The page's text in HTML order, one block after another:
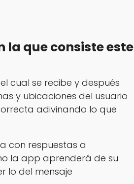
la que consiste este
cual se recibe y después
y ubicaciones del usuario
adivinando lo que
con respuestas a
la app aprenderá de su
lo del mensaje